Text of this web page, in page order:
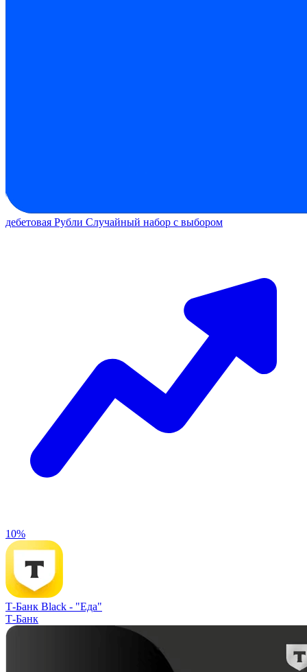
дебетовая Рубли Случайный набор с выбором
10%
Т-Банк Black - "Еда"
Т-Банк